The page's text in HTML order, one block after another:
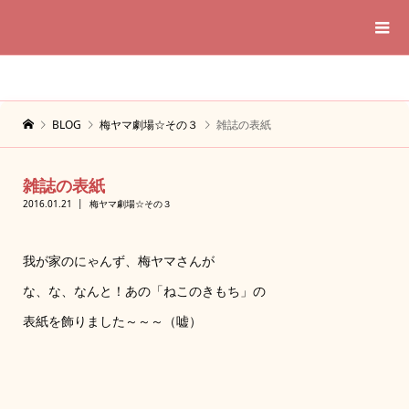
BLOG 梅ヤマ劇場☆その３ 雑誌の表紙
雑誌の表紙
2016.01.21 梅ヤマ劇場☆その３
我が家のにゃんず、梅ヤマさんが
な、な、なんと！あの「ねこのきもち」の
表紙を飾りました～～～（嘘）